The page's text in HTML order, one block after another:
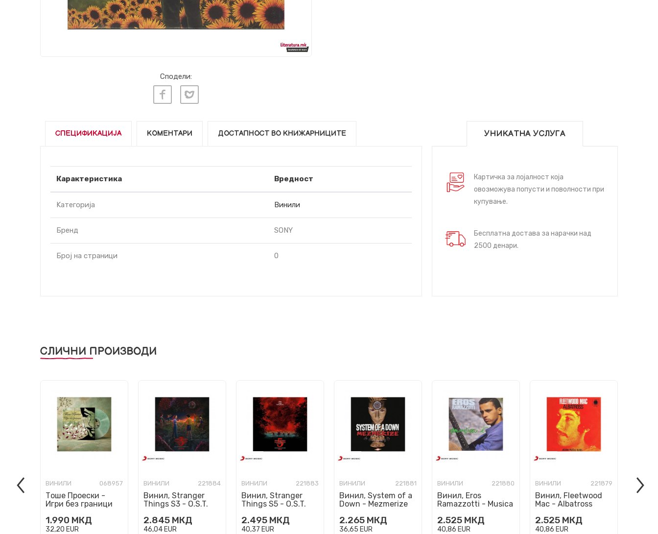
Сподели:
СПЕЦИФИКАЦИЈА КОМЕНТАРИ ДОСТАПНОСТ ВО КНИЖАРНИЦИТЕ
Карактеристика Вредност
Kатегорија Винили
Бренд SONY
Број на страници 0
УНИКАТНА УСЛУГА
Картичка за лојалност која
овозможува попусти и поволности при
купување.
Бесплатна достава за нарачки над
2500 денари.
СЛИЧНИ ПРОИЗВОДИ
ВИНИЛИ 068957
Тоше Проески -
Игри без граници
1.990 МКД
32,20 EUR
ВИНИЛИ 221884
Винил, Stranger
Things S3 - O.S.T.
2.845 МКД
46,04 EUR
ВИНИЛИ 221883
Винил, Stranger
Things S5 - O.S.T.
2.495 МКД
40,37 EUR
ВИНИЛИ 221881
Винил, System of a
Down - Mezmerize
2.265 МКД
36,65 EUR
ВИНИЛИ 221880
Винил, Eros
Ramazzotti - Musica
2.525 МКД
40,86 EUR
ВИНИЛИ 221879
Винил, Fleetwood
Mac - Albatross
2.525 МКД
40,86 EUR